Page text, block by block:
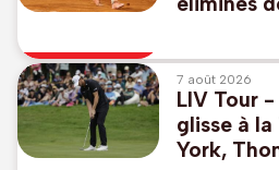
7 août 2026
LIV Tour
glisse à la
York,